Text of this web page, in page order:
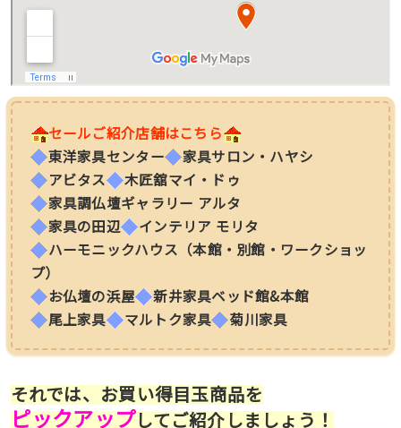
セールご紹介店舗はこちら
東洋家具センター
家具サロン・ハヤシ
アビタス
木匠舘マイ・ドゥ
家具調仏壇ギャラリー アルタ
家具の田辺
インテリア モリタ
ハーモニックハウス（本館・別館・ワークショッ
プ）
お仏壇の浜屋
新井家具ベッド館&本館
尾上家具
マルトク家具 菊川家具
それでは、お買い得目玉商品を
ピックアップしてご紹介しましょう！